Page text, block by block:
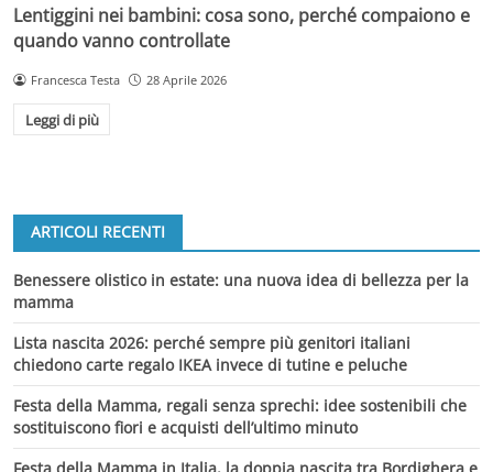
Lentiggini nei bambini: cosa sono, perché compaiono e
quando vanno controllate
Francesca Testa 28 Aprile 2026
Leggi di più
ARTICOLI RECENTI
Benessere olistico in estate: una nuova idea di bellezza per la
mamma
Lista nascita 2026: perché sempre più genitori italiani
chiedono carte regalo IKEA invece di tutine e peluche
Festa della Mamma, regali senza sprechi: idee sostenibili che
sostituiscono fiori e acquisti dell’ultimo minuto